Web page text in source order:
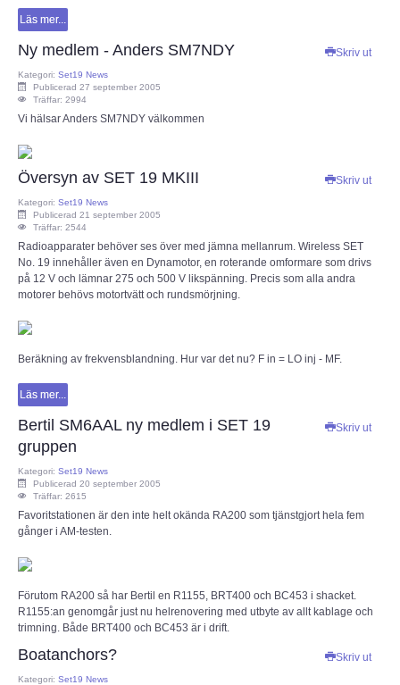
Läs mer...
Skriv ut
Ny medlem - Anders SM7NDY
Kategori: Set19 News
Publicerad 27 september 2005
Träffar: 2994
Vi hälsar Anders SM7NDY välkommen
Skriv ut
Översyn av SET 19 MKIII
Kategori: Set19 News
Publicerad 21 september 2005
Träffar: 2544
Radioapparater behöver ses över med jämna mellanrum. Wireless SET
No. 19 innehåller även en Dynamotor, en roterande omformare som drivs
på 12 V och lämnar 275 och 500 V likspänning. Precis som alla andra
motorer behövs motortvätt och rundsmörjning.
Beräkning av frekvensblandning. Hur var det nu? F in = LO inj - MF.
Läs mer...
Skriv ut
Bertil SM6AAL ny medlem i SET 19
gruppen
Kategori: Set19 News
Publicerad 20 september 2005
Träffar: 2615
Favoritstationen är den inte helt okända RA200 som tjänstgjort hela fem
gånger i AM-testen.
Förutom RA200 så har Bertil en R1155, BRT400 och BC453 i shacket.
R1155:an genomgår just nu helrenovering med utbyte av allt kablage och
trimning. Både BRT400 och BC453 är i drift.
Skriv ut
Boatanchors?
Kategori: Set19 News